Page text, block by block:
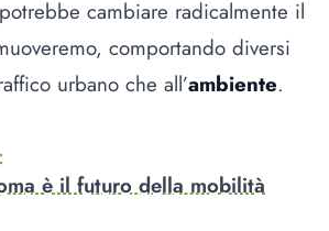
cambiare radicalmente il
comportando diversi
urbano che all’ambiente.
:
è il futuro della mobilità